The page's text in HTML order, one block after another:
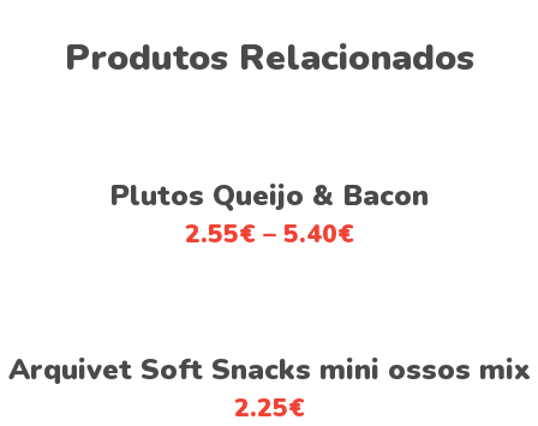
Produtos Relacionados
Ver opções
product
may
Plutos Queijo & Bacon
2.55€ – 5.40€
Adicionar
Arquivet Soft Snacks mini ossos mix
2.25€